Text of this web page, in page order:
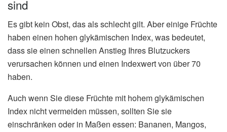
sind
Es gibt kein Obst, das als schlecht gilt. Aber einige Früchte
haben einen hohen glykämischen Index, was bedeutet,
dass sie einen schnellen Anstieg Ihres Blutzuckers
verursachen können und einen Indexwert von über 70
haben.
Auch wenn Sie diese Früchte mit hohem glykämischen
Index nicht vermeiden müssen, sollten Sie sie
einschränken oder in Maßen essen: Bananen, Mangos,